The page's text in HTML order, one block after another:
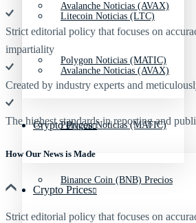
Avalanche Noticias (AVAX)
Polygon Noticias (MATIC)
Crypto Prices
Binance Coin (BNB) Precios
Litecoin Noticias (LTC)
Avalanche Noticias (AVAX)
Polygon Noticias (MATIC)
Crypto Prices
Strict editorial policy that focuses on
impartiality
Created by industry experts and
The highest standards in reporting and
How Our News is Made
Strict editorial policy that focuses on